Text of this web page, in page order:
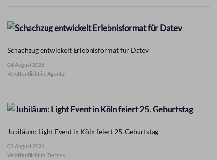
Schachzug entwickelt Erlebnisformat für Datev
04. August 2026
Veröffentlicht in: Agentur
Jubiläum: Light Event in Köln feiert 25. Geburtstag
03. August 2026
Veröffentlicht in: Technik